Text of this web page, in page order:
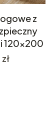
z
120x200